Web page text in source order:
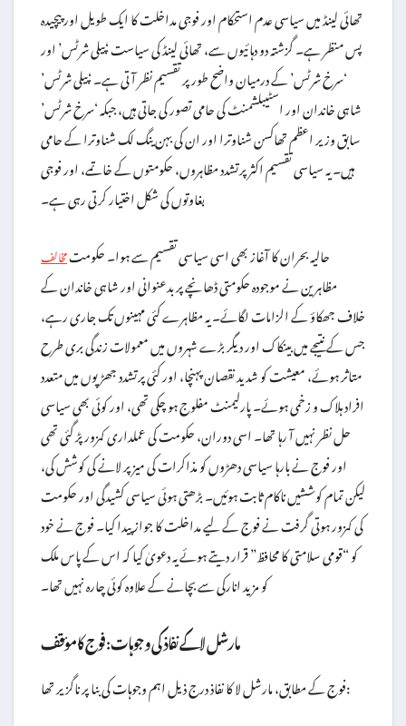
تھائی لینڈ میں سیاسی عدم استحکام اور فوجی مداخلت کا ایک طویل اور پیچیدہ
پس منظر ہے۔ گزشتہ دو دہائیوں سے، تھائی لینڈ کی سیاست ‘پیلی شرٹس’ اور
‘سرخ شرٹس’ کے درمیان واضح طور پر تقسیم نظر آتی ہے۔ ‘پیلی شرٹس’
شاہی خاندان اور اسٹیبلشمنٹ کی حامی تصور کی جاتی ہیں، جبکہ ‘سرخ شرٹس’
سابق وزیر اعظم تھاکسن شناوترا اور ان کی بہن ینگ لک شناوترا کے حامی
ہیں۔ یہ سیاسی تقسیم اکثر پرتشدد مظاہروں، حکومتوں کے خاتمے، اور فوجی
بغاوتوں کی شکل اختیار کرتی رہی ہے۔
حالیہ بحران کا آغاز بھی اسی سیاسی تقسیم سے ہوا۔ حکومتمخالف
مظاہرین نے موجودہ حکومتی ڈھانچے پر بدعنوانی اور شاہی خاندان کے
خلاف جھکاؤ کے الزامات لگائے۔ یہ مظاہرے کئی مہینوں تک جاری رہے،
جس کے نتیجے میں بینکاک اور دیگر بڑے شہروں میں معمولات زندگی بری طرح
متاثر ہوئے، معیشت کو شدید نقصان پہنچا، اور کئی پرتشدد جھڑپوں میں متعدد
افراد ہلاک و زخمی ہوئے۔ پارلیمنٹ مفلوج ہو چکی تھی، اور کوئی بھی سیاسی
حل نظر نہیں آ رہا تھا۔ اسی دوران، حکومت کی عملداری کمزور پڑ گئی تھی
اور فوج نے بارہا سیاسی دھڑوں کو مذاکرات کی میز پر لانے کی کوشش کی،
لیکن تمام کوششیں ناکام ثابت ہوئیں۔ بڑھتی ہوئی سیاسی کشیدگی اور حکومت
کی کمزور ہوتی گرفت نے فوج کے لیے مداخلت کا جواز پیدا کیا۔ فوج نے خود
کو “قومی سلامتی کا محافظ” قرار دیتے ہوئے یہ دعویٰ کیا کہ اس کے پاس ملک
کو مزید انارکی سے بچانے کے علاوہ کوئی چارہ نہیں تھا۔
مارشل لا کے نفاذ کی وجوہات: فوج کا مؤقف
فوج کے مطابق، مارشل لا کا نفاذ درج ذیل اہم وجوہات کی بنا پر ناگزیر تھا: